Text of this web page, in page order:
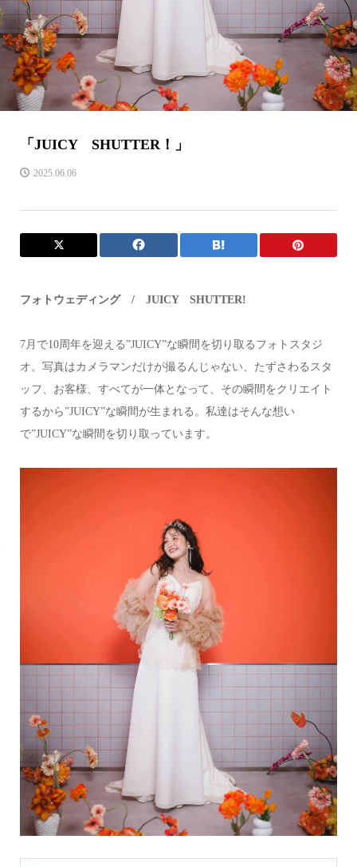
「JUICY SHUTTER！」
2025.06.06
フォトウェディング / JUICY SHUTTER!
7月で10周年を迎える”JUICY”な瞬間を切り取るフォトスタジ
オ。写真はカメラマンだけが撮るんじゃない、たずさわるスタ
ッフ、お客様、すべてが一体となって、その瞬間をクリエイト
するから”JUICY”な瞬間が生まれる。私達はそんな想い
で”JUICY”な瞬間を切り取っています。